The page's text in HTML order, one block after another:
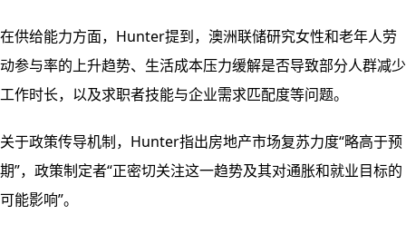
在供给能力方面，Hunter提到，澳洲联储研究女性和老年人劳
动参与率的上升趋势、生活成本压力缓解是否导致部分人群减少
工作时长，以及求职者技能与企业需求匹配度等问题。
关于政策传导机制，Hunter指出房地产市场复苏力度“略高于预
期”，政策制定者“正密切关注这一趋势及其对通胀和就业目标的
可能影响”。